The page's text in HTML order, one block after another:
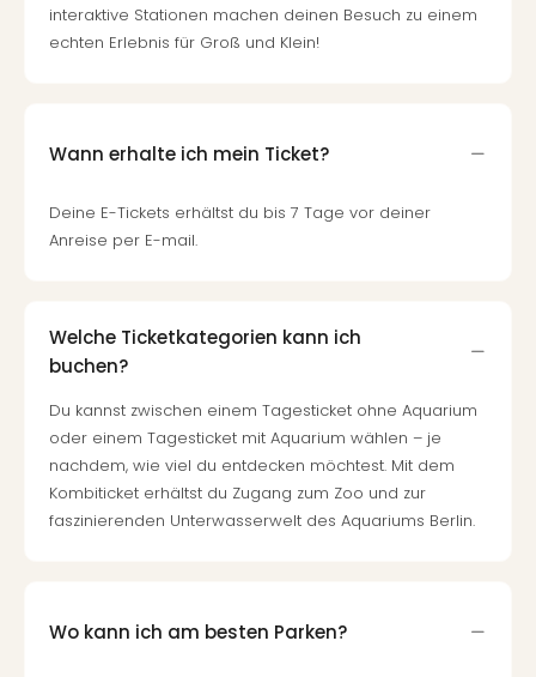
interaktive Stationen machen deinen Besuch zu einem
echten Erlebnis für Groß und Klein!
Wann erhalte ich mein Ticket?
Deine E-Tickets erhältst du bis 7 Tage vor deiner
Anreise per E-mail.
Welche Ticketkategorien kann ich
buchen?
Du kannst zwischen einem Tagesticket ohne Aquarium
oder einem Tagesticket mit Aquarium wählen – je
nachdem, wie viel du entdecken möchtest. Mit dem
Kombiticket erhältst du Zugang zum Zoo und zur
faszinierenden Unterwasserwelt des Aquariums Berlin.
Wo kann ich am besten Parken?